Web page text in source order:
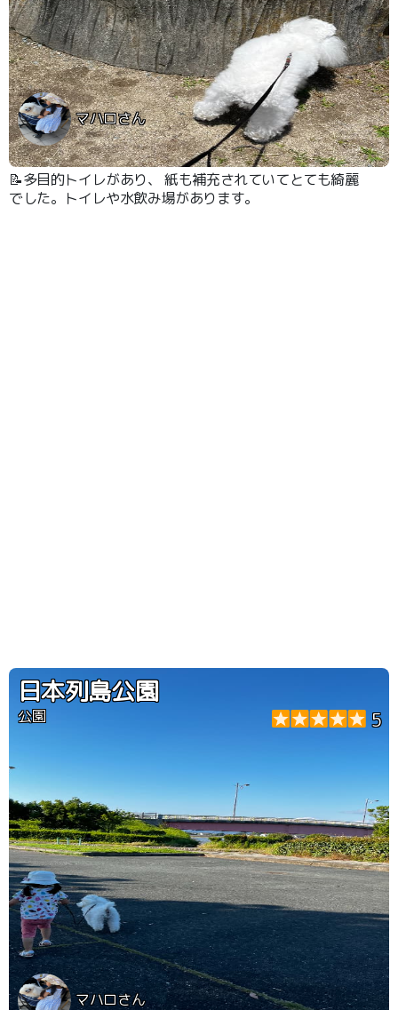
マハロさん
📝多目的トイレがあり、 紙も補充されていてとても綺麗
でした。トイレや水飲み場があります。
日本列島公園
公園 5
マハロさん